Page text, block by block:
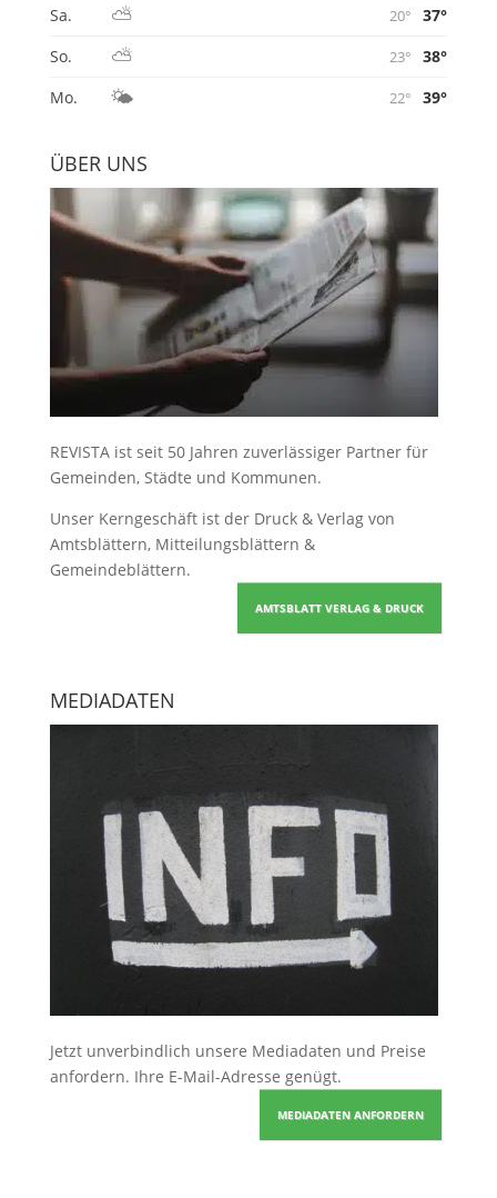
Sa. ⛅ 20°
37°
So.
⛅ 23°
38°
Mo.
🌤️ 22° 39°
ÜBER UNS
REVISTA ist seit 50 Jahren zuverlässiger Partner für
Gemeinden, Städte und Kommunen.
Unser Kerngeschäft ist der Druck & Verlag von
Amtsblättern, Mitteilungsblättern &
Gemeindeblättern.
AMTSBLATT VERLAG & DRUCK
MEDIADATEN
Jetzt unverbindlich unsere Mediadaten und Preise
anfordern. Ihre E-Mail-Adresse genügt.
MEDIADATEN ANFORDERN